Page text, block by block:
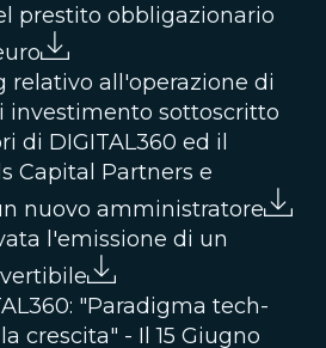
prestito obbligazionario
relativo all'operazione di
investimento sottoscritto
di DIGITAL360 ed il
Capital Partners e
nuovo amministratore
l'emissione di un
"Paradigma tech-
crescita" - Il 15 Giugno